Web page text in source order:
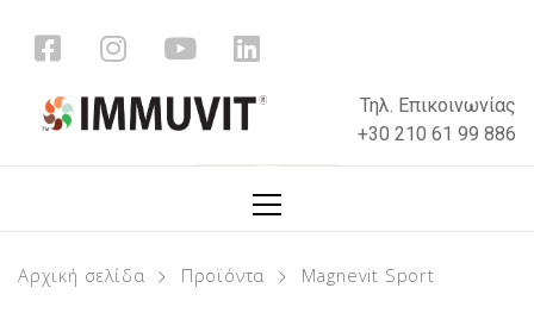
Τηλ. Επικοινωνίας
+30 210 61 99 886
Αρχική σελίδα Προϊόντα Magnevit Sport